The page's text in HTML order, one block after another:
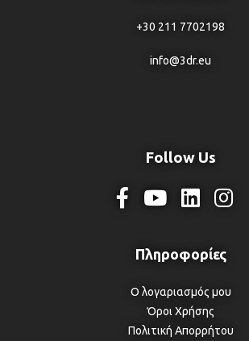
+30 211 7702198
info@3dr.eu
Follow Us
Ο λογαριασμός μου
Όροι Χρήσης
Πολιτική Απορρήτου